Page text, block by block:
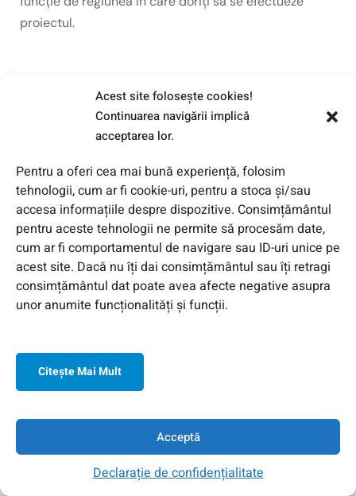
Acest site foloseşte cookies!
Continuarea navigării implică
acceptarea lor.
Pentru a oferi cea mai bună experiență, folosim
tehnologii, cum ar fi cookie-uri, pentru a stoca și/sau
accesa informațiile despre dispozitive. Consimțământul
pentru aceste tehnologii ne permite să procesăm date,
cum ar fi comportamentul de navigare sau ID-uri unice pe
acest site. Dacă nu îți dai consimțământul sau îți retragi
consimțământul dat poate avea afecte negative asupra
unor anumite funcționalități și funcții.
Citeşte Mai Mult
Acceptă
Declarație de confidențialitate
proiectul.
0786 719 400
gabriel.chiroaba@genway.ro
Județele Argeș, Călărași, Dâmbovița,
Giurgiu, Ialomița, Prahova și
Teleorman
0786 173 341
radu.paun@genway.ro
Vâlcea
0746 888 838
magdalena.popa@genway.ro
Județele Brăila, Buzău, Constanța,
Galați, Vrancea și Tulcea
Contul Meu Căutare